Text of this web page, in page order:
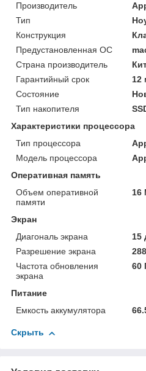
Производитель
Тип
Конструкция
Предустановленная ОС
Страна производитель
Гарантийный срок
12
Состояние
Тип накопителя
Характеристики процессора
Тип процессора
Модель процессора
Оперативная память
Объем оперативной
памяти
16
Экран
Диагональ экрана
15
Разрешение экрана
Частота обновления
экрана
60
Питание
Емкость аккумулятора
Скрыть